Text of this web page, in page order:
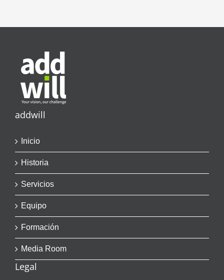
addwill
Inicio
Historia
Servicios
Equipo
Formación
Media Room
Legal